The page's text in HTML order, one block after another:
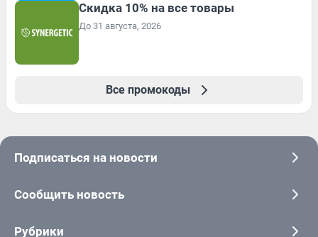
Скидка 10% на все товары
До 31 августа, 2026
Все промокоды
Подписаться на новости
Сообщить новость
Рубрики